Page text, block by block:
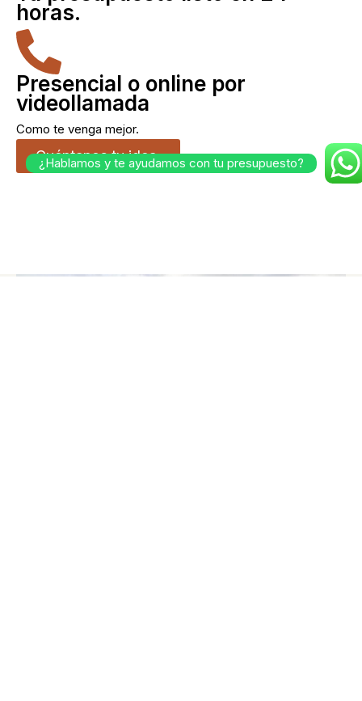
horas.
Presencial o online por
videollamada
Como te venga mejor.
Cuéntanos tu idea.
¿Hablamos y te ayudamos con tu presupuesto?